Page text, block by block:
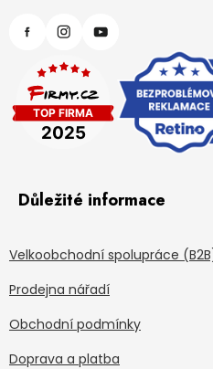
Důležité informace
Velkoobchodní spolupráce
Prodejna nářadí
Obchodní podmínky
Doprava a platba